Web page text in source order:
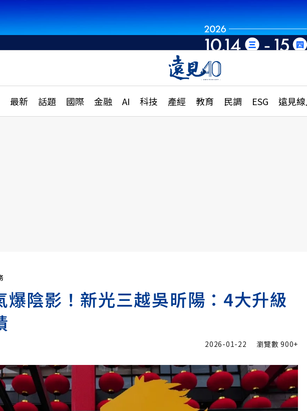
最新 話題 國際 金融 AI 科技 產經 教育 民調 ESG 遠見
活動
話題
國際
特輯
大學升學、職涯攻略
縣市施政調查全解析
爆陰影！新光三越吳昕陽：4大升級
加入追蹤
2026-01-22 瀏覽數900+